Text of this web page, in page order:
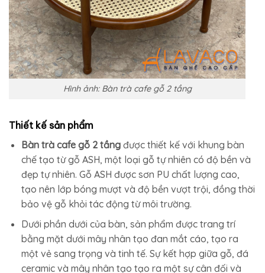
Hình ảnh: Bàn trà cafe gỗ 2 tầng
Thiết kế sản phẩm
Bàn trà cafe gỗ 2 tầngđược thiết kế với khung bàn
chế tạo từ gỗ ASH, một loại gỗ tự nhiên có độ bền và
đẹp tự nhiên. Gỗ ASH được sơn PU chất lượng cao,
tạo nên lớp bóng mượt và độ bền vượt trội, đồng thời
bảo vệ gỗ khỏi tác động từ môi trường.
Dưới phần dưới của bàn, sản phẩm được trang trí
bằng mặt dưới mây nhân tạo đan mắt cáo, tạo ra
một vẻ sang trọng và tinh tế. Sự kết hợp giữa gỗ, đá
ceramic và mây nhân tạo tạo ra một sự cân đối và